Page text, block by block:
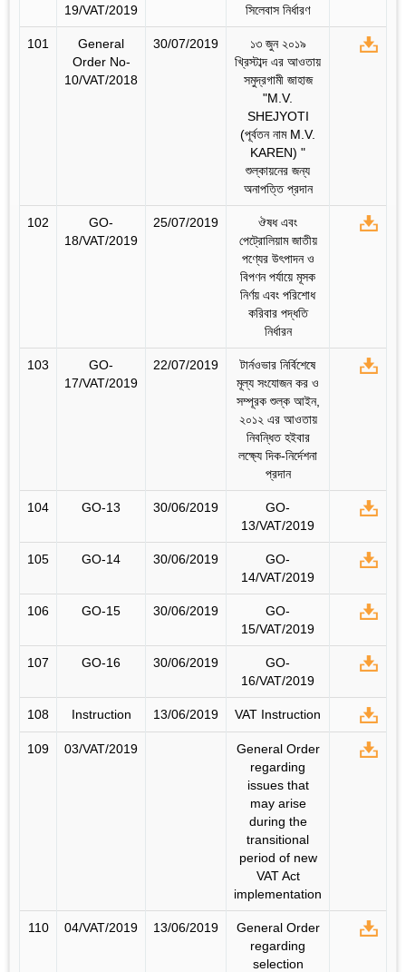
19/VAT/2019
সিলেবাস নির্ধারণ
101
General
Order No-
10/VAT/2018
30/07/2019
১৩ জুন ২০১৯
খ্রিস্টাব্দ এর আওতায়
সমুদ্রগামী জাহাজ
"M.V.
SHEJYOTI
(পূর্বতন নাম M.V.
KAREN) "
শুল্কায়নের জন্য
অনাপত্তি প্রদান
102
GO-
18/VAT/2019
25/07/2019
ঔষধ এবং
পেট্রোলিয়াম জাতীয়
পণ্যের উৎপাদন ও
বিপণন পর্যায়ে মূসক
নির্ণয় এবং পরিশোধ
করিবার পদ্ধতি
নির্ধারন
103
GO-
17/VAT/2019
22/07/2019
টার্নওভার নির্বিশেষে
মূল্য সংযোজন কর ও
সম্পূরক শুল্ক আইন,
২০১২ এর আওতায়
নিবন্ধিত হইবার
লক্ষ্যে দিক-নির্দেশনা
প্রদান
104 GO-13 30/06/2019
GO-
13/VAT/2019
105 GO-14 30/06/2019
GO-
14/VAT/2019
106 GO-15 30/06/2019
GO-
15/VAT/2019
107 GO-16 30/06/2019
GO-
16/VAT/2019
108 Instruction 13/06/2019 VAT Instruction
109 03/VAT/2019
General Order
regarding
issues that
may arise
during the
transitional
period of new
VAT Act
implementation
110 04/VAT/2019 13/06/2019
General Order
regarding
selection